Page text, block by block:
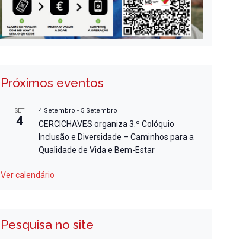
Próximos eventos
SET
4
4 Setembro - 5 Setembro
CERCICHAVES organiza 3.º Colóquio
Inclusão e Diversidade – Caminhos para a
Qualidade de Vida e Bem-Estar
Ver calendário
Pesquisa no site